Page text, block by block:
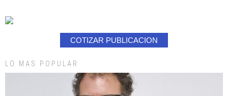
COTIZAR PUBLICACION
LO MAS POPULAR